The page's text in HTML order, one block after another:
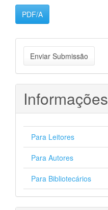
PDF/A
Enviar
Submissão
Enviar Submissão
Informações
Para Leitores
Para Autores
Para Bibliotecários